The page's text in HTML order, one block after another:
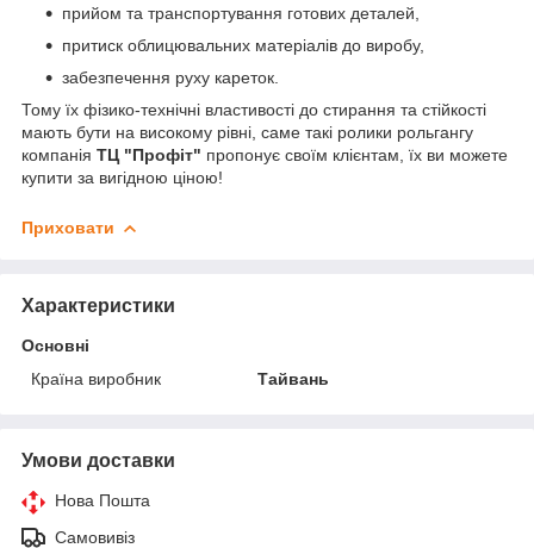
прийом та транспортування готових деталей,
притиск облицювальних матеріалів до виробу,
забезпечення руху кареток.
Тому їх фізико-технічні властивості до стирання та стійкості
мають бути на високому рівні, саме такі ролики рольгангу
компанія ТЦ "Профіт" пропонує своїм клієнтам, їх ви можете
купити за вигідною ціною!
Приховати
Характеристики
Основні
Країна виробник
Тайвань
Умови доставки
Нова Пошта
Самовивіз